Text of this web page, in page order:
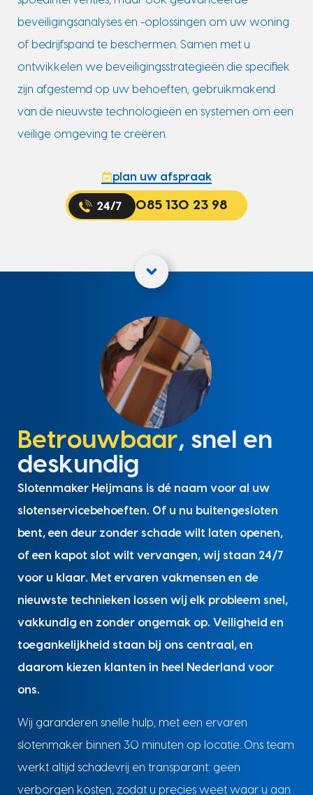
beveiligingsanalyses en -oplossingen om uw woning
of bedrijfspand te beschermen. Samen met u
ontwikkelen we beveiligingsstrategieën die specifiek
zijn afgestemd op uw behoeften, gebruikmakend
van de nieuwste technologieën en systemen om een
veilige omgeving te creëren.
plan uw afspraak
085 130 23 98
Betrouwbaar, snel en
deskundig
Slotenmaker Heijmans is dé naam voor al uw
slotenservicebehoeften. Of u nu buitengesloten
bent, een deur zonder schade wilt laten openen,
of een kapot slot wilt vervangen, wij staan 24/7
voor u klaar. Met ervaren vakmensen en de
nieuwste technieken lossen wij elk probleem snel,
vakkundig en zonder ongemak op. Veiligheid en
toegankelijkheid staan bij ons centraal, en
daarom kiezen klanten in heel Nederland voor
ons.
Wij garanderen snelle hulp, met een ervaren
slotenmaker binnen 30 minuten op locatie. Ons team
werkt altijd schadevrij en transparant: geen
verborgen kosten, zodat u precies weet waar u aan